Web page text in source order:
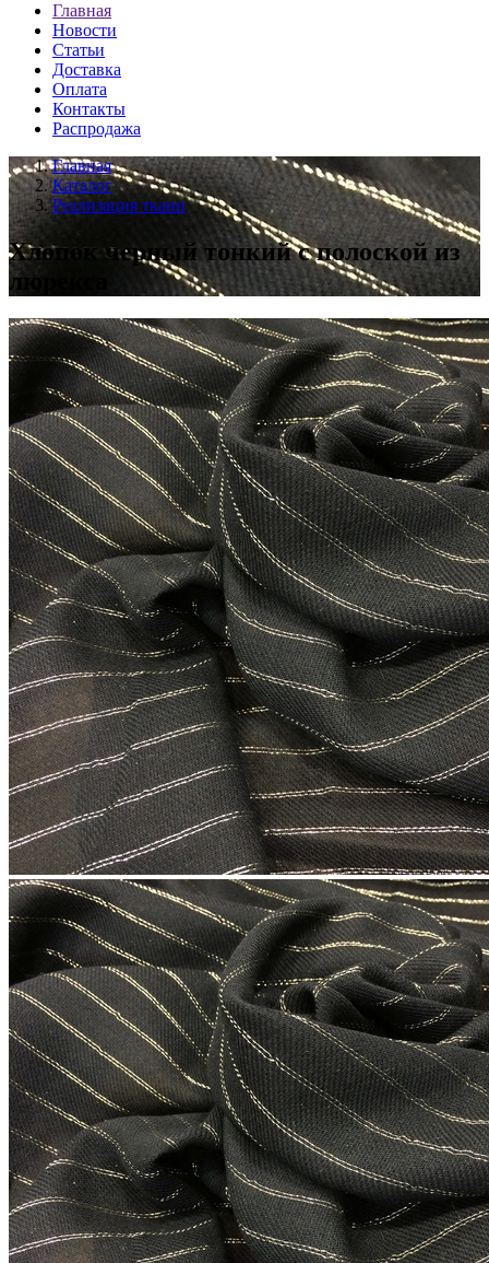
Главная
Новости
Статьи
Доставка
Оплата
Контакты
Распродажа
Главная
Каталог
Реализация ткани
Хлопок черный тонкий с полоской из
люрекса